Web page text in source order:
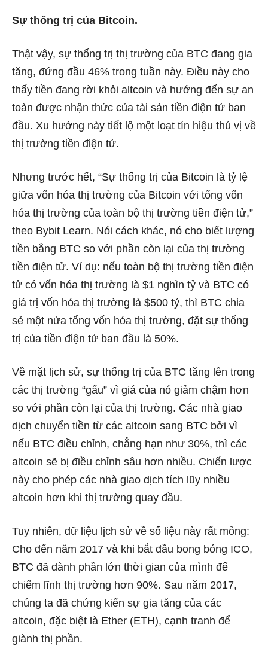
Sự thống trị của Bitcoin.
Thật vậy, sự thống trị thị trường của BTC đang gia
tăng, đứng đầu 46% trong tuần này. Điều này cho
thấy tiền đang rời khỏi altcoin và hướng đến sự an
toàn được nhận thức của tài sản tiền điện tử ban
đầu. Xu hướng này tiết lộ một loạt tín hiệu thú vị về
thị trường tiền điện tử.
Nhưng trước hết, “Sự thống trị của Bitcoin là tỷ lệ
giữa vốn hóa thị trường của Bitcoin với tổng vốn
hóa thị trường của toàn bộ thị trường tiền điện tử,”
theo Bybit Learn. Nói cách khác, nó cho biết lượng
tiền bằng BTC so với phần còn lại của thị trường
tiền điện tử. Ví dụ: nếu toàn bộ thị trường tiền điện
tử có vốn hóa thị trường là $1 nghìn tỷ và BTC có
giá trị vốn hóa thị trường là $500 tỷ, thì BTC chia
sẻ một nửa tổng vốn hóa thị trường, đặt sự thống
trị của tiền điện tử ban đầu là 50%.
Về mặt lịch sử, sự thống trị của BTC tăng lên trong
các thị trường “gấu” vì giá của nó giảm chậm hơn
so với phần còn lại của thị trường. Các nhà giao
dịch chuyển tiền từ các altcoin sang BTC bởi vì
nếu BTC điều chỉnh, chẳng hạn như 30%, thì các
altcoin sẽ bị điều chỉnh sâu hơn nhiều. Chiến lược
này cho phép các nhà giao dịch tích lũy nhiều
altcoin hơn khi thị trường quay đầu.
Tuy nhiên, dữ liệu lịch sử về số liệu này rất mỏng:
Cho đến năm 2017 và khi bắt đầu bong bóng ICO,
BTC đã dành phần lớn thời gian của mình để
chiếm lĩnh thị trường hơn 90%. Sau năm 2017,
chúng ta đã chứng kiến ​​sự gia tăng của các
altcoin, đặc biệt là Ether (ETH), cạnh tranh để
giành thị phần.